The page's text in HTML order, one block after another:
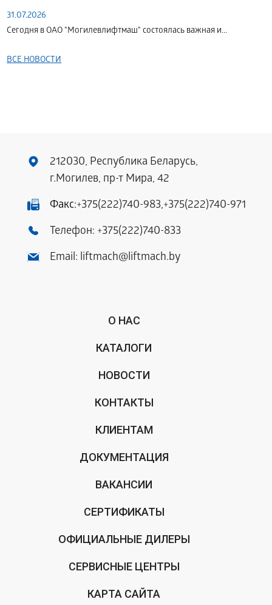
31.07.2026
Сегодня в ОАО "Могилевлифтмаш" состоялась важная и...
ВСЕ НОВОСТИ
212030, Республика Беларусь,
г.Могилев, пр-т Мира, 42
Факс:+375(222)740-983,+375(222)740-971
Телефон: +375(222)740-833
Email: liftmach@liftmach.by
О НАС
КАТАЛОГИ
НОВОСТИ
КОНТАКТЫ
КЛИЕНТАМ
ДОКУМЕНТАЦИЯ
ВАКАНСИИ
СЕРТИФИКАТЫ
ОФИЦИАЛЬНЫЕ ДИЛЕРЫ
СЕРВИСНЫЕ ЦЕНТРЫ
КАРТА САЙТА